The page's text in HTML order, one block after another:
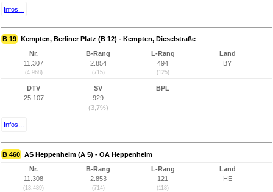
Infos...
B 19 Kempten, Berliner Platz (B 12) - Kempten, Dieselstraße
Nr.
11.307
(4.968)
B-Rang
2.854
(715)
L-Rang
494
(125)
Land
BY
DTV
25.107
SV
929
(3,7%)
BPL
Infos...
B 460 AS Heppenheim (A 5) - OA Heppenheim
Nr.
11.308
(13.489)
B-Rang
2.853
(714)
L-Rang
121
(118)
Land
HE